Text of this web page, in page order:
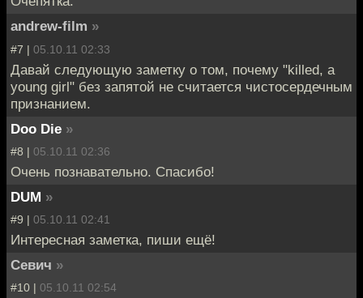
andrew-film »
#7 | 05.10.11 02:33
Давай следующую заметку о том, почему "killed, a
young girl" без запятой не считается чистосердечным
признанием.
Doo Die »
#8 | 05.10.11 02:36
Очень познавательно. Спасибо!
DUM »
#9 | 05.10.11 02:41
Интересная заметка, пиши ещё!
Севич »
#10 | 05.10.11 02:54